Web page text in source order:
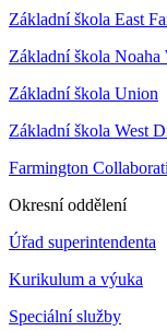
Základní škola East
Základní škola Noaha
Základní škola Union
Základní škola West
Farmington
Okresní oddělení
Úřad superintendenta
Kurikulum a výuka
Speciální služby